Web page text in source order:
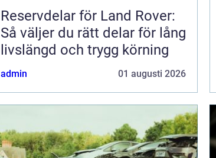
Reservdelar för Land Rover:
Så väljer du rätt delar för lång
livslängd och trygg körning
admin 01 augusti 2026